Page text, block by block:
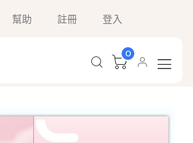
幫助 註冊 登入
0